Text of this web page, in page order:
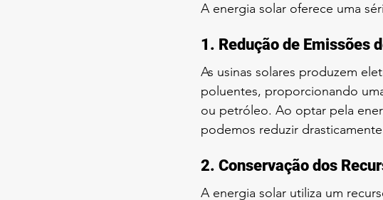
A energia solar oferece uma
1. Redução de Emissões
As usinas solares produzem
poluentes, proporcionando
ou petróleo. Ao optar pela
podemos reduzir
2. Conservação dos
A energia solar utiliza um